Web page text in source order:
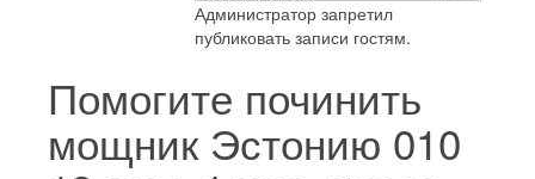
Администратор запретил
публиковать записи гостям.
Помогите починить
мощник Эстонию 010